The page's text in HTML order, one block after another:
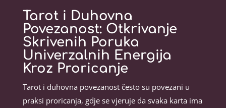
Tarot i Duhovna
Povezanost: Otkrivanje
Skrivenih Poruka
Univerzalnih Energija
Kroz Proricanje
Tarot i duhovna povezanost često su povezani u
praksi proricanja, gdje se vjeruje da svaka karta ima